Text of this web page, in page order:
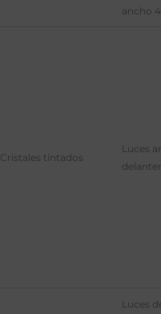
ancho
Cristales tintados
Luces
Luces